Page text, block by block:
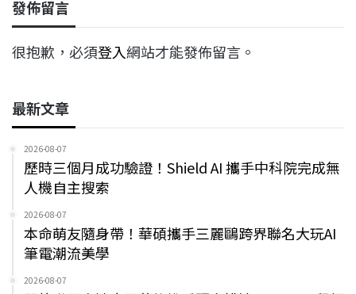
發佈留言
很抱歉，必須登入網站才能發佈留言。
最新文章
2026-08-07
歷時三個月成功驗證！Shield AI 攜手中科院完成無
人機自主搜索
2026-08-07
本命萌友隨身帶！華碩攜手三麗鷗跨界聯名大玩AI
筆電潮流美學
2026-08-07